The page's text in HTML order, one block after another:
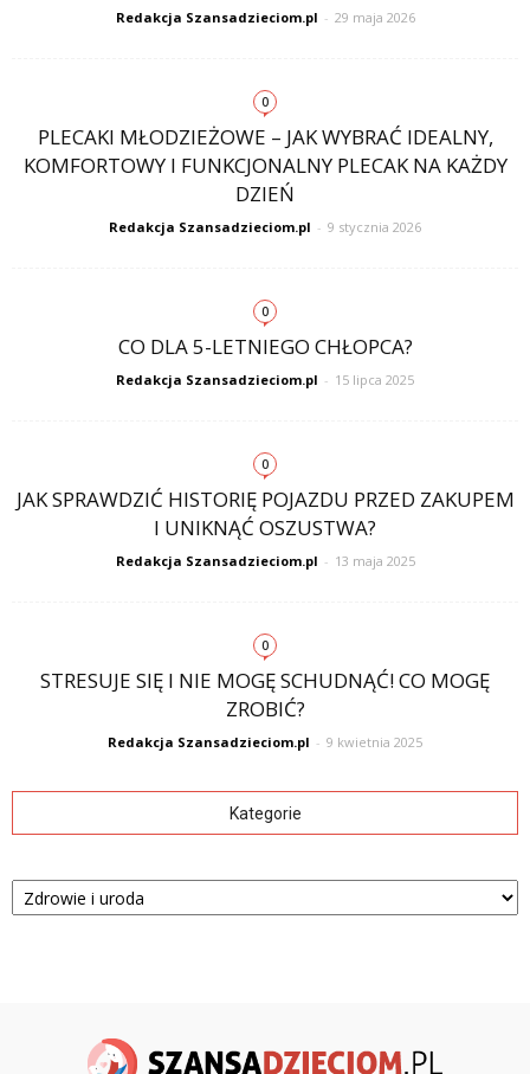
Redakcja Szansadzieciom.pl - 29 maja 2026
0
PLECAKI MŁODZIEŻOWE – JAK WYBRAĆ IDEALNY,
KOMFORTOWY I FUNKCJONALNY PLECAK NA KAŻDY
DZIEŃ
Redakcja Szansadzieciom.pl - 9 stycznia 2026
0
CO DLA 5-LETNIEGO CHŁOPCA?
Redakcja Szansadzieciom.pl - 15 lipca 2025
0
JAK SPRAWDZIĆ HISTORIĘ POJAZDU PRZED ZAKUPEM
I UNIKNĄĆ OSZUSTWA?
Redakcja Szansadzieciom.pl - 13 maja 2025
0
STRESUJE SIĘ I NIE MOGĘ SCHUDNĄĆ! CO MOGĘ
ZROBIĆ?
Redakcja Szansadzieciom.pl - 9 kwietnia 2025
Kategorie
Kategorie